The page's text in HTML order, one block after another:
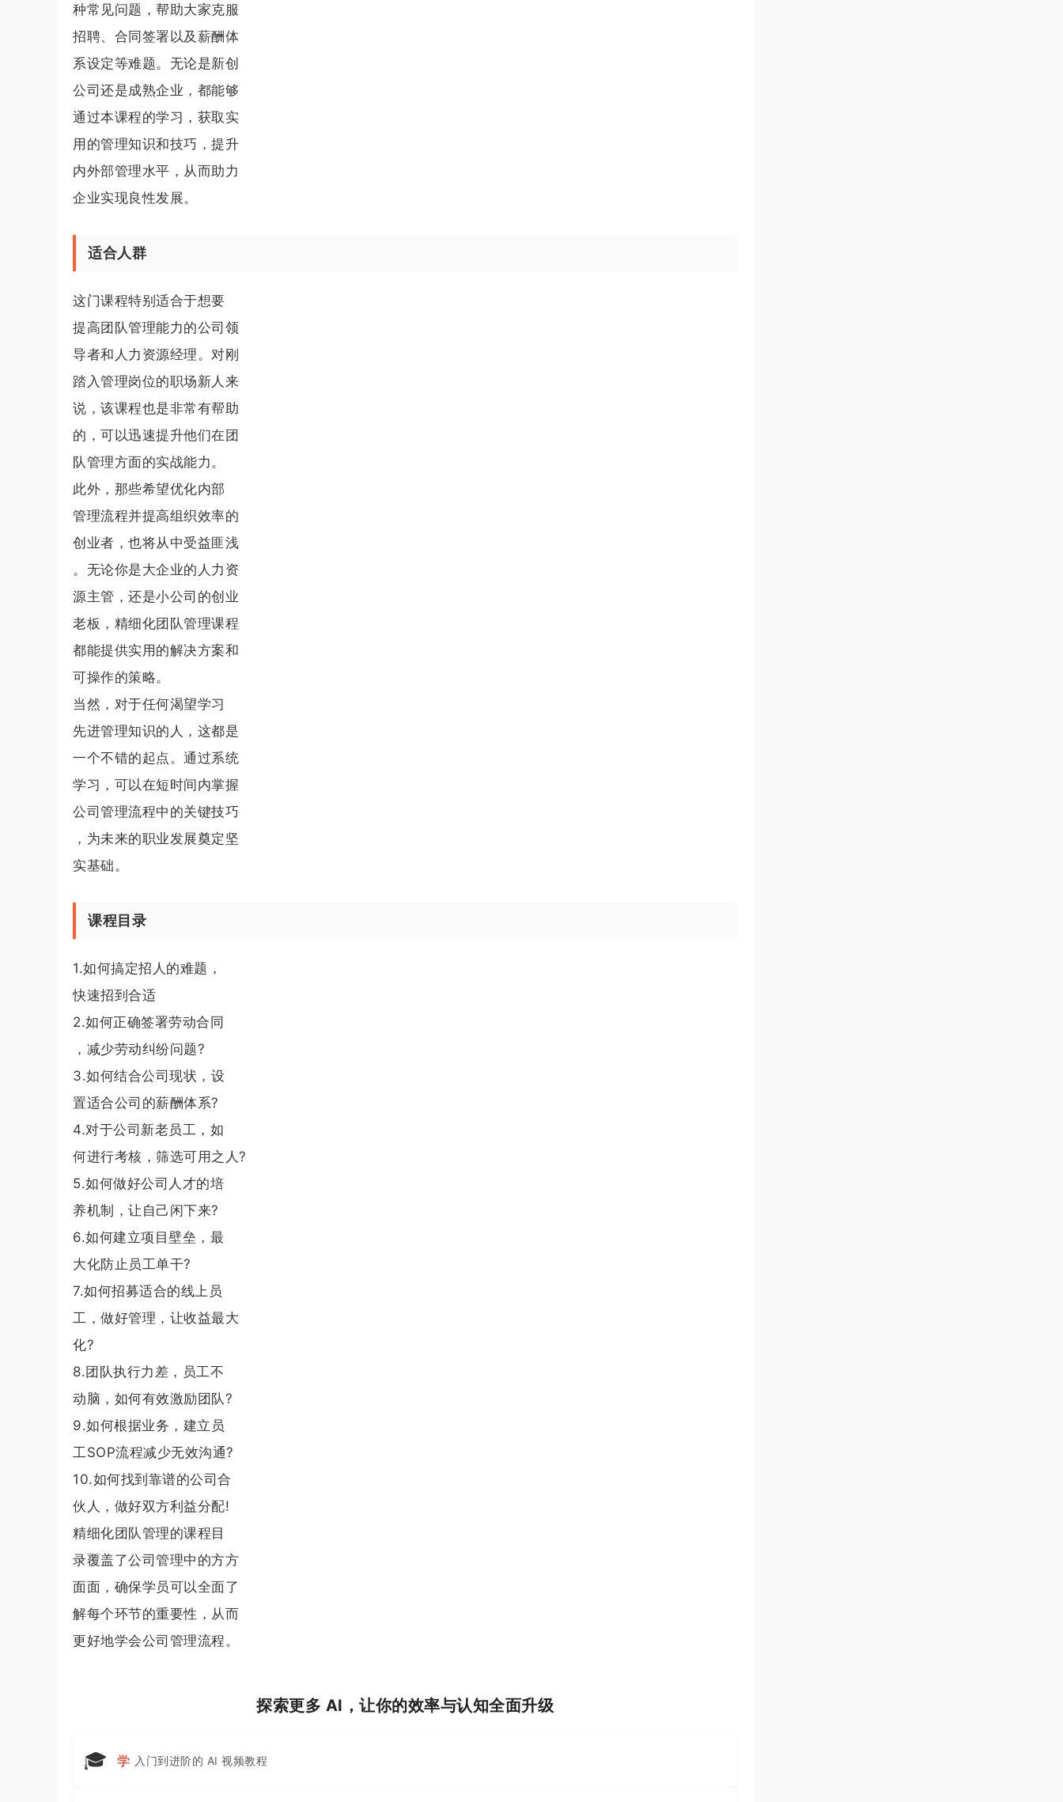
种常见问题，帮助大家克服
招聘、合同签署以及薪酬体
系设定等难题。无论是新创
公司还是成熟企业，都能够
通过本课程的学习，获取实
用的管理知识和技巧，提升
内外部管理水平，从而助力
企业实现良性发展。
适合人群
这门课程特别适合于想要
提高团队管理能力的公司领
导者和人力资源经理。对刚
踏入管理岗位的职场新人来
说，该课程也是非常有帮助
的，可以迅速提升他们在团
队管理方面的实战能力。
此外，那些希望优化内部
管理流程并提高组织效率的
创业者，也将从中受益匪浅
。无论你是大企业的人力资
源主管，还是小公司的创业
老板，精细化团队管理课程
都能提供实用的解决方案和
可操作的策略。
当然，对于任何渴望学习
先进管理知识的人，这都是
一个不错的起点。通过系统
学习，可以在短时间内掌握
公司管理流程中的关键技巧
，为未来的职业发展奠定坚
实基础。
课程目录
1.如何搞定招人的难题，
快速招到合适
2.如何正确签署劳动合同
，减少劳动纠纷问题?
3.如何结合公司现状，设
置适合公司的薪酬体系?
4.对于公司新老员工，如
何进行考核，筛选可用之人?
5.如何做好公司人才的培
养机制，让自己闲下来?
6.如何建立项目壁垒，最
大化防止员工单干?
7.如何招募适合的线上员
工，做好管理，让收益最大
化?
8.团队执行力差，员工不
动脑，如何有效激励团队?
9.如何根据业务，建立员
工SOP流程减少无效沟通?
10.如何找到靠谱的公司合
伙人，做好双方利益分配!
精细化团队管理的课程目
录覆盖了公司管理中的方方
面面，确保学员可以全面了
解每个环节的重要性，从而
更好地学会公司管理流程。
探索更多 AI，让你的效率与认知全面升级
🎓 学 入门到进阶的 AI 视频教程